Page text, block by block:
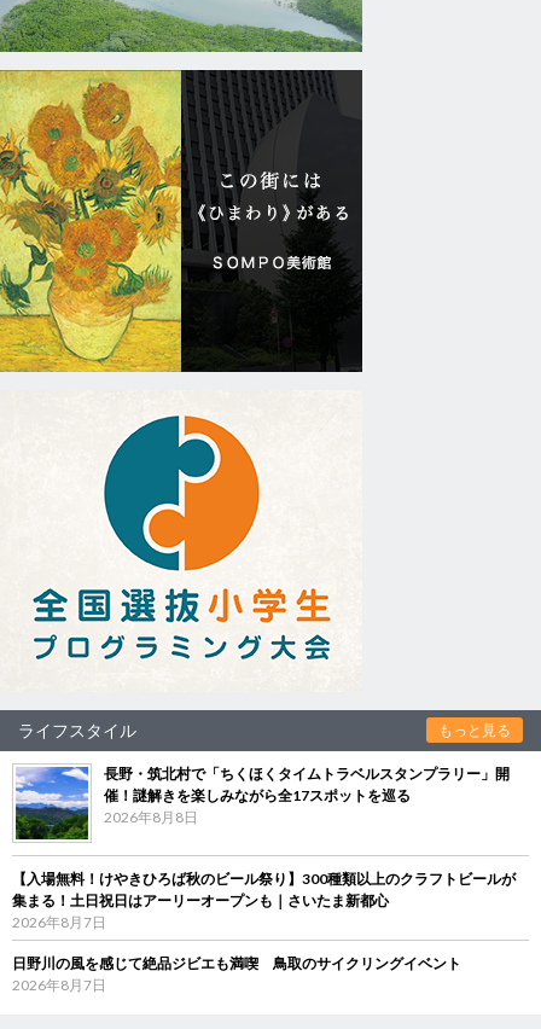
ライフスタイル もっと見る
長野・筑北村で「ちくほくタイムトラベルスタンプラリー」開
催！謎解きを楽しみながら全17スポットを巡る
2026年8月8日
【入場無料！けやきひろば秋のビール祭り】300種類以上のクラフトビールが
集まる！土日祝日はアーリーオープンも｜さいたま新都心
2026年8月7日
日野川の風を感じて絶品ジビエも満喫 鳥取のサイクリングイベント
2026年8月7日